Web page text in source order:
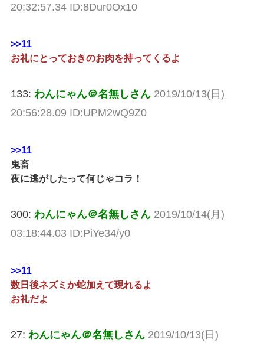
20:32:57.34 ID:8Dur0Ox10
>>11
お礼にとっておきのお肉を持ってくるよ
133: わんにゃん＠名無しさん 2019/10/13(日)
20:56:28.09 ID:UPM2wQ9Z0
>>11
鬼畜
夜に逃がしたって何じゃコラ！
300: わんにゃん＠名無しさん 2019/10/14(月)
03:18:44.03 ID:PiYe34/y0
>>11
数日後ネズミか蛇加えて現れるよ
お礼だよ
27: わんにゃん＠名無しさん 2019/10/13(日)